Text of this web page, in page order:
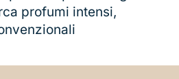
profumi intensi,